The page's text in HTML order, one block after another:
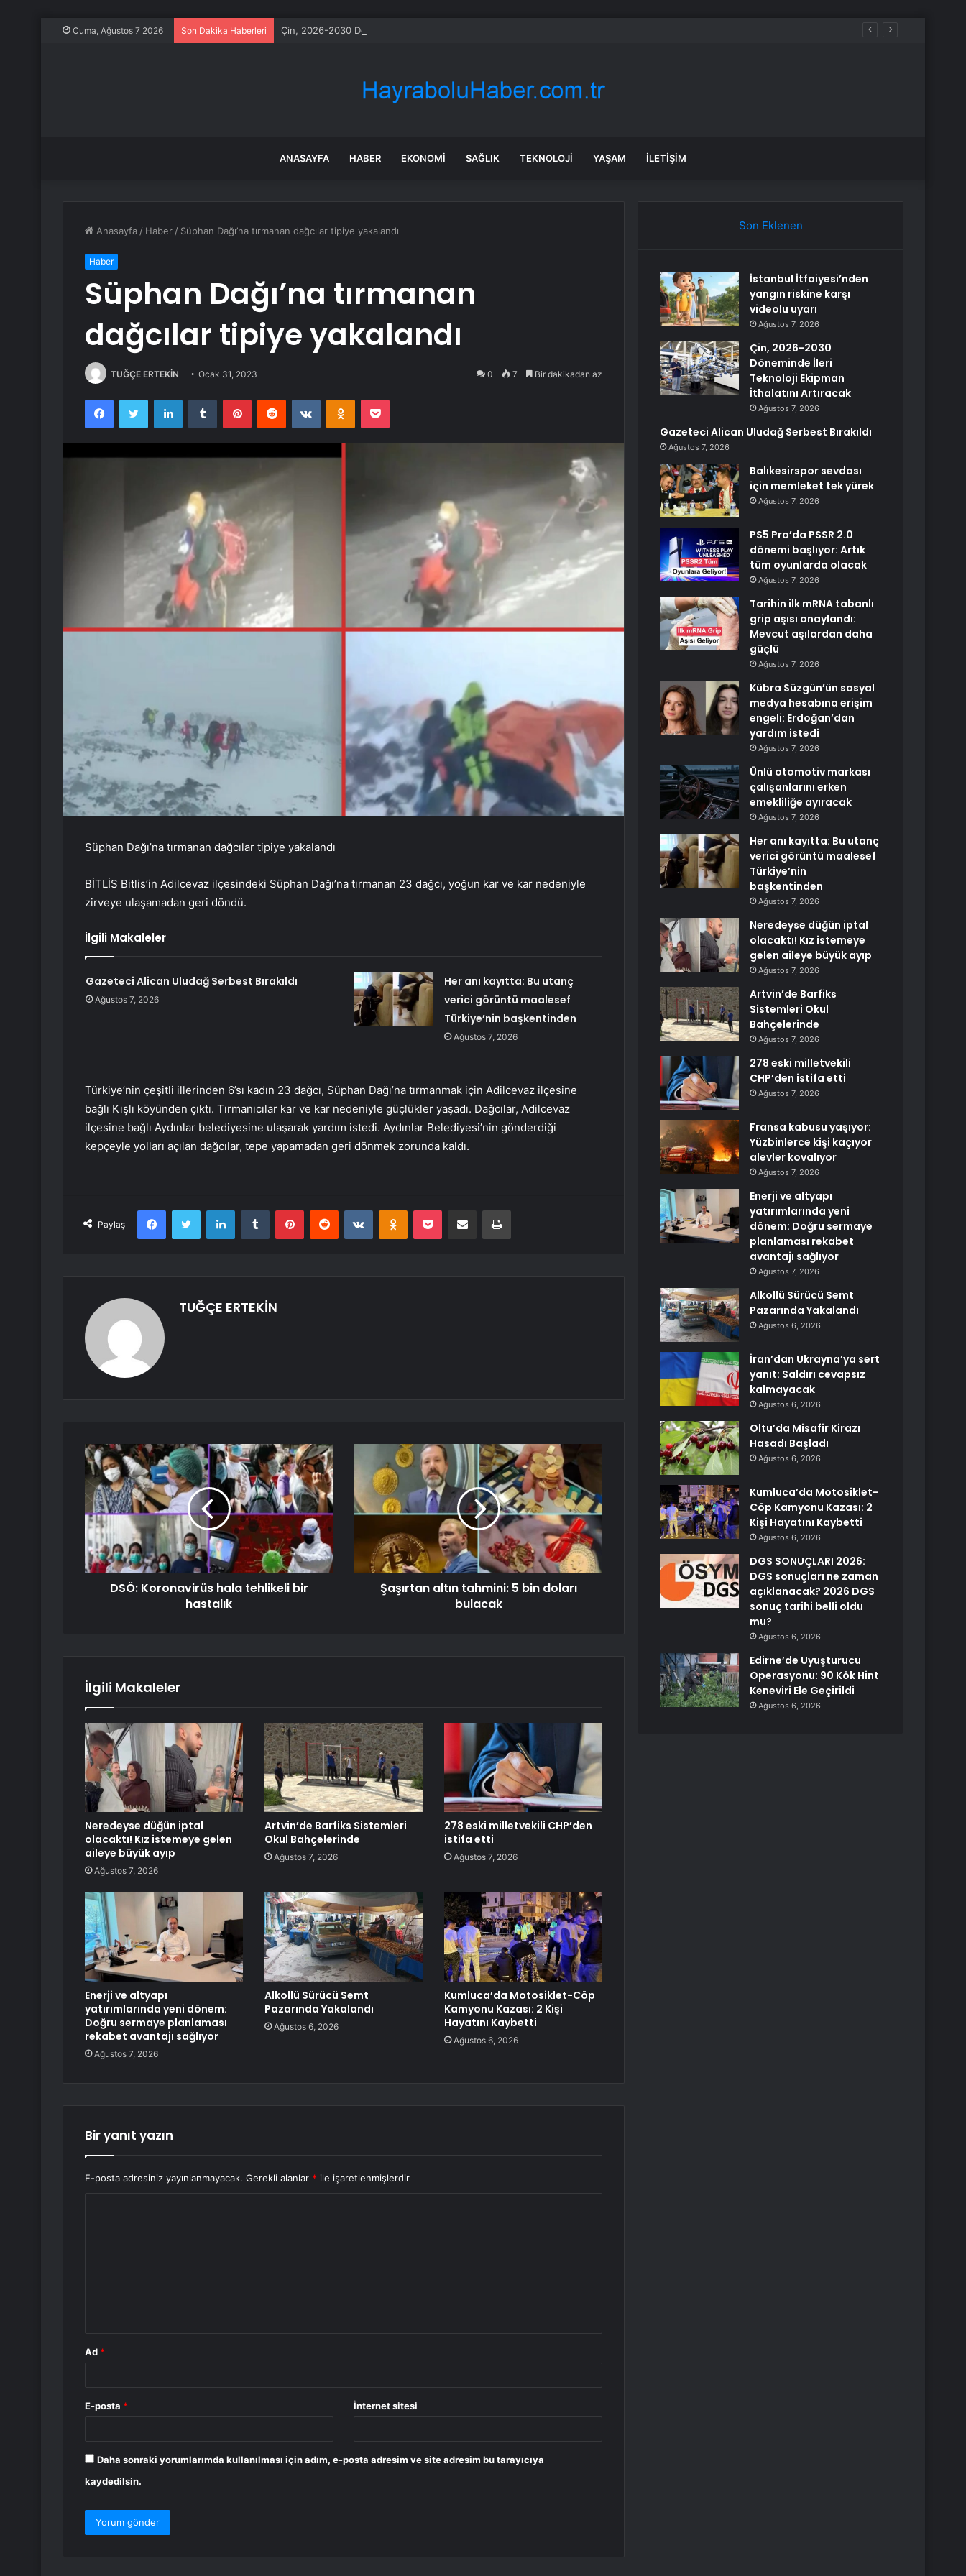
Cuma, Ağustos 7 2026 Son Dakika Haberleri Çin, 2026-2030 Döneminde İleri Teknoloji Ekipman İthalatını Artıracak
ANASAYFA HABER EKONOMI SAĞLIK TEKNOLOJI YAŞAM İLETIŞIM
Anasayfa / Haber / Süphan Dağı’na tırmanan dağcılar tipiye yakalandı
Haber
Süphan Dağı’na tırmanan
dağcılar tipiye yakalandı
TUĞÇE ERTEKİN Ocak 31, 2023 0 7 Bir dakikadan az
FacebookTwitter LinkedInTumblr PinterestReddit VKontakteOdnoklassniki
Pocket
Süphan Dağı’na tırmanan dağcılar tipiye yakalandı
BİTLİS Bitlis’in Adilcevaz ilçesindeki Süphan Dağı’na tırmanan 23 dağcı, yoğun kar ve kar nedeniyle
zirveye ulaşamadan geri döndü.
İlgili Makaleler
Gazeteci Alican Uludağ Serbest Bırakıldı
Ağustos 7, 2026
Her anı kayıtta: Bu utanç
verici görüntü maalesef
Türkiye’nin başkentinden
Ağustos 7, 2026
Türkiye’nin çeşitli illerinden 6’sı kadın 23 dağcı, Süphan Dağı’na tırmanmak için Adilcevaz ilçesine
bağlı Kışlı köyünden çıktı. Tırmanıcılar kar ve kar nedeniyle güçlükler yaşadı. Dağcılar, Adilcevaz
ilçesine bağlı Aydınlar belediyesine ulaşarak yardım istedi. Aydınlar Belediyesi’nin gönderdiği
kepçeyle yolları açılan dağcılar, tepe yapamadan geri dönmek zorunda kaldı.
Paylaş
FacebookTwitter LinkedInTumblr PinterestReddit VKontakteOdnoklassniki
Pocket E-Posta ile paylaş Yazdır
TUĞÇE ERTEKİN
DSÖ: Koronavirüs hala tehlikeli bir
hastalık
Şaşırtan altın tahmini: 5 bin doları
bulacak
İlgili Makaleler
Neredeyse düğün iptal
olacaktı! Kız istemeye gelen
aileye büyük ayıp
Ağustos 7, 2026
Artvin’de Barfiks Sistemleri
Okul Bahçelerinde
Ağustos 7, 2026
278 eski milletvekili CHP’den
istifa etti
Ağustos 7, 2026
Enerji ve altyapı
yatırımlarında yeni dönem:
Doğru sermaye planlaması
rekabet avantajı sağlıyor
Ağustos 7, 2026
Alkollü Sürücü Semt
Pazarında Yakalandı
Ağustos 6, 2026
Kumluca’da Motosiklet-Cöp
Kamyonu Kazası: 2 Kişi
Hayatını Kaybetti
Ağustos 6, 2026
Bir yanıt yazın
E-posta adresiniz yayınlanmayacak. Gerekli alanlar * ile işaretlenmişlerdir
Ad *
E-posta * İnternet sitesi
Daha sonraki yorumlarımda kullanılması için adım, e-posta adresim ve site adresim bu tarayıcıya
kaydedilsin.
Son Eklenen
İstanbul İtfaiyesi’nden
yangın riskine karşı
videolu uyarı
Ağustos 7, 2026
Çin, 2026-2030
Döneminde İleri
Teknoloji Ekipman
İthalatını Artıracak
Ağustos 7, 2026
Gazeteci Alican Uludağ Serbest Bırakıldı
Ağustos 7, 2026
Balıkesirspor sevdası
için memleket tek yürek
Ağustos 7, 2026
PS5 Pro’da PSSR 2.0
dönemi başlıyor: Artık
tüm oyunlarda olacak
Ağustos 7, 2026
Tarihin ilk mRNA tabanlı
grip aşısı onaylandı:
Mevcut aşılardan daha
güçlü
Ağustos 7, 2026
Kübra Süzgün’ün sosyal
medya hesabına erişim
engeli: Erdoğan’dan
yardım istedi
Ağustos 7, 2026
Ünlü otomotiv markası
çalışanlarını erken
emekliliğe ayıracak
Ağustos 7, 2026
Her anı kayıtta: Bu utanç
verici görüntü maalesef
Türkiye’nin
başkentinden
Ağustos 7, 2026
Neredeyse düğün iptal
olacaktı! Kız istemeye
gelen aileye büyük ayıp
Ağustos 7, 2026
Artvin’de Barfiks
Sistemleri Okul
Bahçelerinde
Ağustos 7, 2026
278 eski milletvekili
CHP’den istifa etti
Ağustos 7, 2026
Fransa kabusu yaşıyor:
Yüzbinlerce kişi kaçıyor
alevler kovalıyor
Ağustos 7, 2026
Enerji ve altyapı
yatırımlarında yeni
dönem: Doğru sermaye
planlaması rekabet
avantajı sağlıyor
Ağustos 7, 2026
Alkollü Sürücü Semt
Pazarında Yakalandı
Ağustos 6, 2026
İran’dan Ukrayna’ya sert
yanıt: Saldırı cevapsız
kalmayacak
Ağustos 6, 2026
Oltu’da Misafir Kirazı
Hasadı Başladı
Ağustos 6, 2026
Kumluca’da Motosiklet-
Cöp Kamyonu Kazası: 2
Kişi Hayatını Kaybetti
Ağustos 6, 2026
DGS SONUÇLARI 2026:
DGS sonuçları ne zaman
açıklanacak? 2026 DGS
sonuç tarihi belli oldu
mu?
Ağustos 6, 2026
Edirne’de Uyuşturucu
Operasyonu: 90 Kök Hint
Keneviri Ele Geçirildi
Ağustos 6, 2026